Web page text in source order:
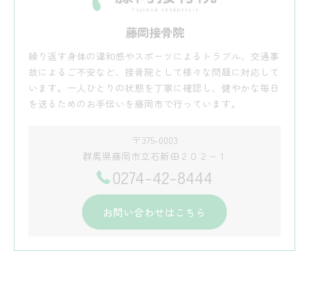
藤岡接骨院
繰り返す身体の違和感やスポーツによるトラブル、交通事
故によるご不安など、接骨院として様々な問題に対応して
います。一人ひとりの状態を丁寧に確認し、健やかな毎日
を送るためのお手伝いを藤岡市で行っています。
〒375-0003
群馬県藤岡市立石新田２０２−１
0274-42-8444
お問い合わせはこちら